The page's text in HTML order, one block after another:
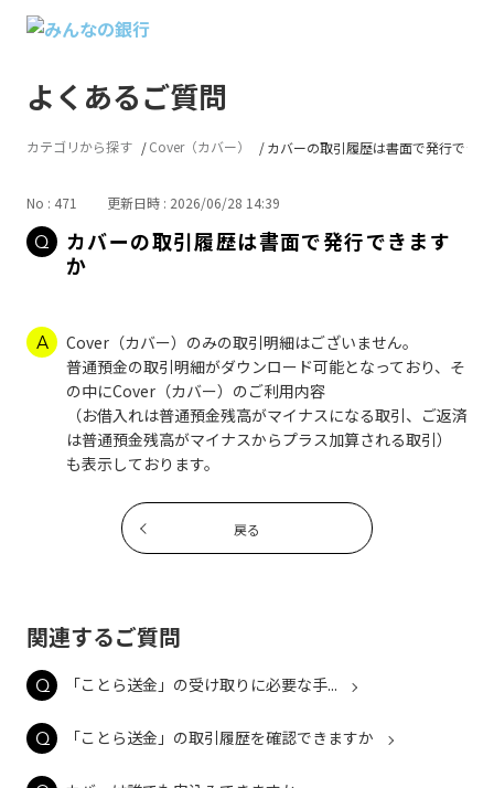
よくあるご質問
カテゴリから探す Cover（カバー） カバーの取引履歴は書面で発行でき
No : 471 更新日時 : 2026/06/28 14:39
カバーの取引履歴は書面で発行できます
か
Cover（カバー）のみの取引明細はございません。
普通預金の取引明細がダウンロード可能となっており、そ
の中にCover（カバー）のご利用内容
（お借入れは普通預金残高がマイナスになる取引、ご返済
は普通預金残高がマイナスからプラス加算される取引）
も表示しております。
戻る
関連するご質問
「ことら送金」の受け取りに必要な手...
「ことら送金」の取引履歴を確認できますか